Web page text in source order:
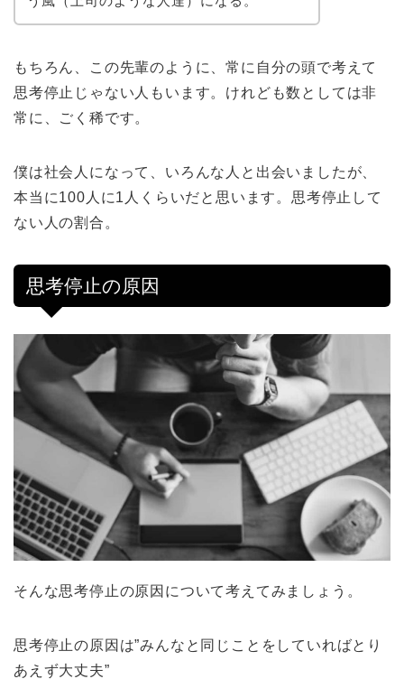
もちろん、この先輩のように、常に自分の頭で考えて
思考停止じゃない人もいます。けれども数としては非
常に、ごく稀です。
僕は社会人になって、いろんな人と出会いましたが、
本当に100人に1人くらいだと思います。思考停止して
ない人の割合。
思考停止の原因
そんな思考停止の原因について考えてみましょう。
思考停止の原因は”みんなと同じことをしていればとり
あえず大丈夫”